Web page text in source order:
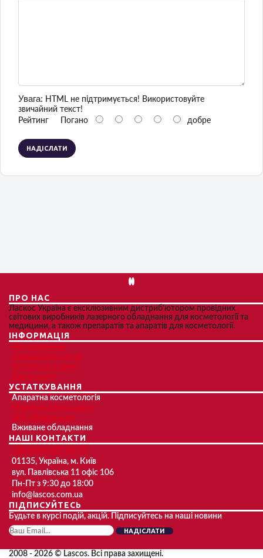
Увага: HTML не підтримується! Використовуйте
звичайний текст!
Рейтинг Погано добре
НАДІСЛАТИ
ПРО НАС
Ласкос Україна є ексклюзивним дистриб'ютором провідних
світових виробників лазерного обладнання для косметології та
медицини, а також препаратів та апаратів для косметології.
ІНФОРМАЦІЯ
Про компанію
Навчальний центр
Зв'язатися з нами
Карта сайту
УСТАТКУВАННЯ
Апаратна косметологія
Медичне обладнання
SPA обладнання
Вживане обладнання
НАШІ КОНТАКТИ
+38 (044) 499-96-55
01135, Україна, м. Київ
вул. Павлівська 11 офіс 106
Пн-Пт з 9:30 до 18:00
info@lascos.com.ua
ПІДПИСУЙТЕСЬ
Будьте в курсі подій, акцій. Підписуйтесь на наші новини
НАДІСЛАТИ
2008 - 2026 © Lascos. Всі права захищені.